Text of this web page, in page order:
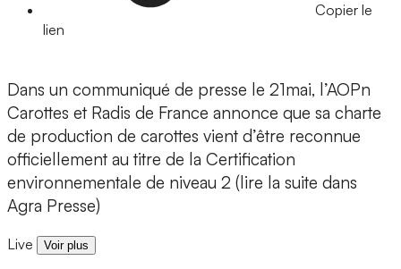
Copier le
lien
Dans un communiqué de presse le 21mai, l’AOPn
Carottes et Radis de France annonce que sa charte
de production de carottes vient d’être reconnue
officiellement au titre de la Certification
environnementale de niveau 2 (lire la suite dans
Agra Presse)
Live Voir plus